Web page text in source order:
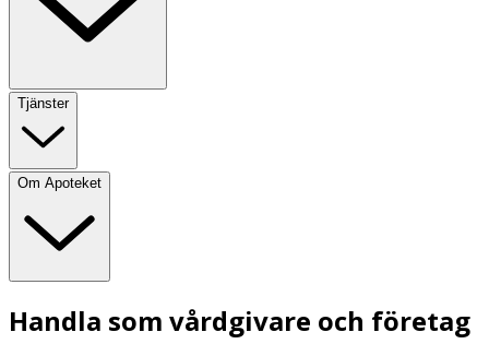
Tjänster
Om Apoteket
Handla som vårdgivare och företag